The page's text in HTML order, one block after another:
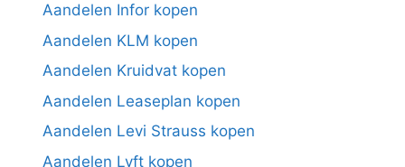
Aandelen Infor kopen
Aandelen KLM kopen
Aandelen Kruidvat kopen
Aandelen Leaseplan kopen
Aandelen Levi Strauss kopen
Aandelen Lyft kopen